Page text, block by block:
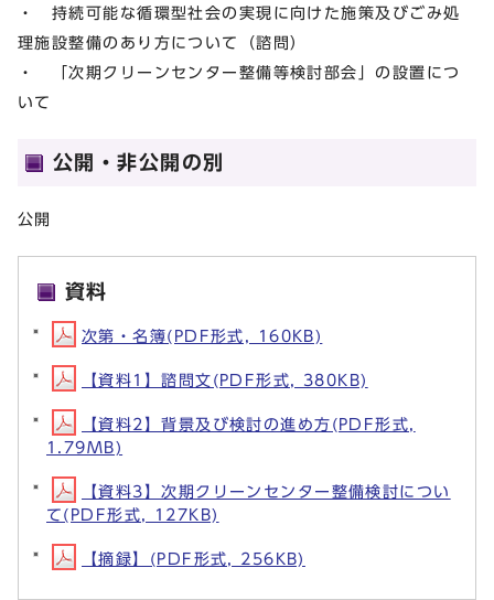
・ 持続可能な循環型社会の実現に向けた施策及びごみ処
理施設整備のあり方について（諮問）
・ 「次期クリーンセンター整備等検討部会」の設置につ
いて
公開・非公開の別
公開
資料
次第・名簿(PDF形式, 160KB)
【資料1】諮問文(PDF形式, 380KB)
【資料2】背景及び検討の進め方(PDF形式,
1.79MB)
【資料3】次期クリーンセンター整備検討につい
て(PDF形式, 127KB)
【摘録】(PDF形式, 256KB)